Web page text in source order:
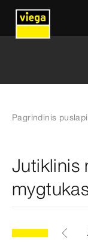
Pagrindinis
Jutiklinis
8352.12